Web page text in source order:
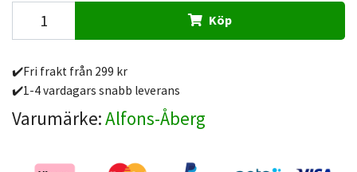
Köp
✔️Fri frakt från 299 kr
✔️1-4 vardagars snabb leverans
Varumärke:Alfons-Åberg